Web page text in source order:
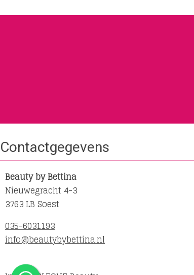
Contactgegevens
Beauty by Bettina
Nieuwegracht 4-3
3763 LB Soest
035-6031193
info@beautybybettina.nl